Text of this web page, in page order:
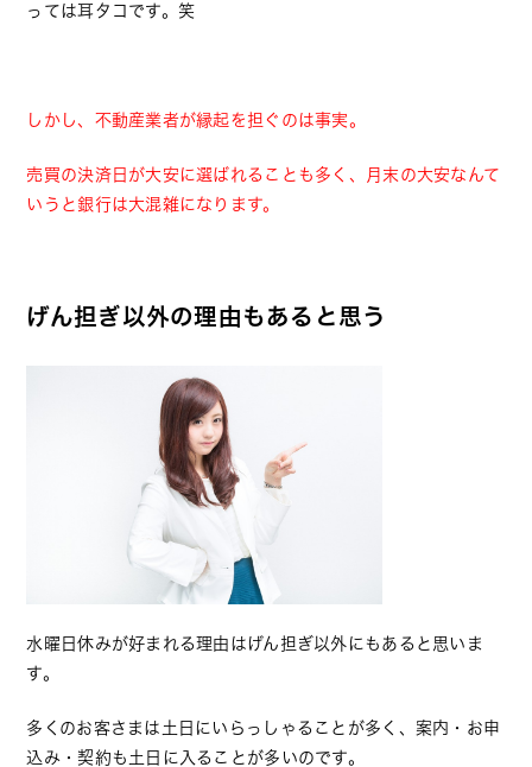
っては耳タコです。笑
しかし、不動産業者が縁起を担ぐのは事実。
売買の決済日が大安に選ばれることも多く、月末の大安なんて
いうと銀行は大混雑になります。
げん担ぎ以外の理由もあると思う
水曜日休みが好まれる理由はげん担ぎ以外にもあると思いま
す。
多くのお客さまは土日にいらっしゃることが多く、案内・お申
込み・契約も土日に入ることが多いのです。